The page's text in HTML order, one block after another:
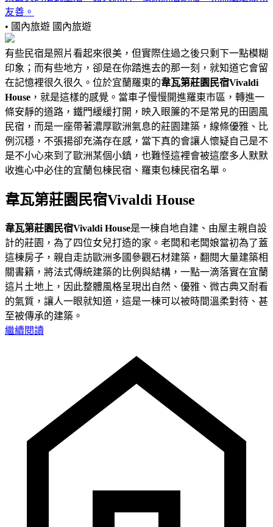
友善。
• 國內旅遊 國內旅遊
有些民宿是照片看起來很美，但實際住過之後只剩下一點模糊
印象；而有些地方，卻是在你踏進去的那一刻，就知道它會留
在記憶裡很久很久。位於宜蘭羅東的韋瓦第莊園民宿Vivaldi
House ，就是這樣的感覺。當車子慢慢開進羅東市區，轉進一
條安靜的道路，鐵門緩緩打開，映入眼簾的不是常見的田園風
民宿，而是一座帶著濃厚歐洲氣息的莊園建築，線條優雅、比
例沉穩，不張揚卻充滿存在感，當下真的會讓人懷疑自己是不
是不小心來到了歐洲某個小鎮，也難怪這裡會被這麼多人默默
收進心中必住的宜蘭包棟民宿、羅東包棟民宿名單。
韋瓦第莊園民宿Vivaldi House
韋瓦第莊園民宿Vivaldi House是一棟自地自建、由屋主親自設
計的莊園，為了四位女兒打造的家。老闆和老闆娘當初為了蓋
這棟房子，親自走訪歐洲多國參觀石材建築，翻閱大量建築相
關書籍，將法式傳統建築的比例與結構，一點一滴落實在宜蘭
這片土地上，因此整體風格呈現出自然、優雅、微古典又耐看
的氣質，讓人一眼就知道，這是一棟可以被時間溫柔對待、甚
至被傳承的建築。
繼續閱讀